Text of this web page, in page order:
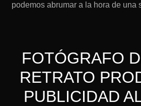
podemos abrumar a la hora de una
FOTÓGRAFO
RETRATO
PUBLICIDAD